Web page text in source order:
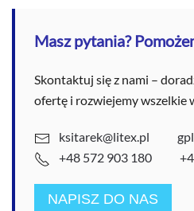
Masz pytania?
Skontaktuj się z nami –
ofertę i rozwiejemy wszelkie
ksitarek@litex.pl
+48 572 903 180
NAPISZ DO NAS